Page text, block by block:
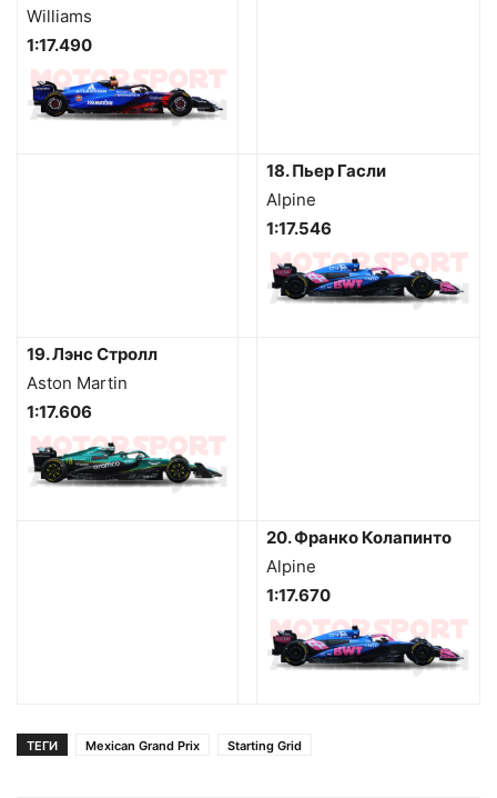
Williams
1:17.490
18. Пьер Гасли
Alpine
1:17.546
19. Лэнс Стролл
Aston Martin
1:17.606
20. Франко Колапинто
Alpine
1:17.670
ТЕГИ Mexican Grand Prix Starting Grid